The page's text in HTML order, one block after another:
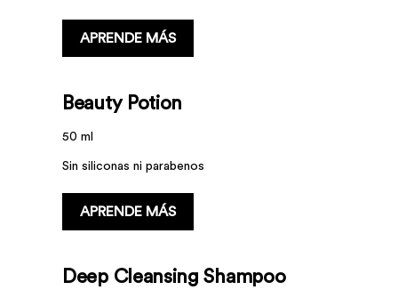
APRENDE MÁS
Beauty Potion
50 ml
Sin siliconas ni parabenos
APRENDE MÁS
Deep Cleansing Shampoo